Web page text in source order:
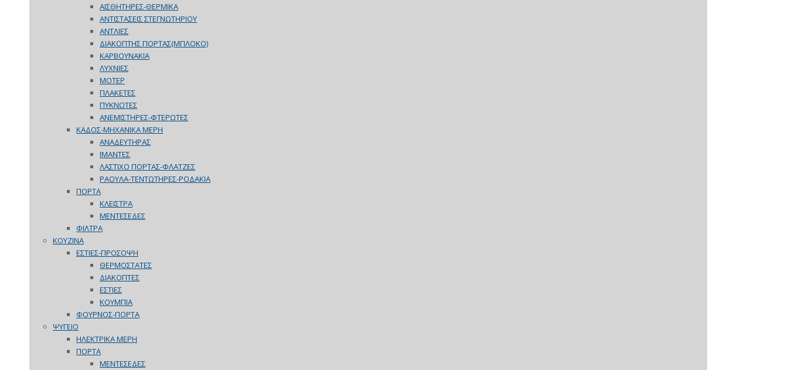
ΑΙΣΘΗΤΗΡΕΣ-ΘΕΡΜΙΚΑ
ΑΝΤΙΣΤΑΣΕΙΣ ΣΤΕΓΝΩΤΗΡΙΟΥ
ΑΝΤΛΙΕΣ
ΔΙΑΚΟΠΤΗΣ ΠΟΡΤΑΣ(ΜΠΛΟΚΟ)
ΚΑΡΒΟΥΝΑΚΙΑ
ΛΥΧΝΙΕΣ
ΜΟΤΕΡ
ΠΛΑΚΕΤΕΣ
ΠΥΚΝΩΤΕΣ
ΑΝΕΜΙΣΤΗΡΕΣ-ΦΤΕΡΩΤΕΣ
ΚΑΔΟΣ-ΜΗΧΑΝΙΚΑ ΜΕΡΗ
ΑΝΑΔΕΥΤΗΡΑΣ
ΙΜΑΝΤΕΣ
ΛΑΣΤΙΧΟ ΠΟΡΤΑΣ-ΦΛΑΤΖΕΣ
ΡΑΟΥΛΑ-ΤΕΝΤΩΤΗΡΕΣ-ΡΟΔΑΚΙΑ
ΠΟΡΤΑ
ΚΛΕΙΣΤΡΑ
ΜΕΝΤΕΣΕΔΕΣ
ΦΙΛΤΡΑ
ΚΟΥΖΙΝΑ
ΕΣΤΙΕΣ-ΠΡΟΣΟΨΗ
ΘΕΡΜΟΣΤΑΤΕΣ
ΔΙΑΚΟΠΤΕΣ
ΕΣΤΙΕΣ
ΚΟΥΜΠΙΑ
ΦΟΥΡΝΟΣ-ΠΟΡΤΑ
ΨΥΓΕΙΟ
ΗΛΕΚΤΡΙΚΑ ΜΕΡΗ
ΠΟΡΤΑ
ΜΕΝΤΕΣΕΔΕΣ